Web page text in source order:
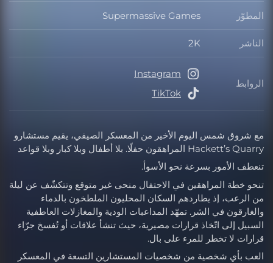
مع شروق شمس اليوم الأخير من المعسكر الصيفي، يقيم مستشارو
Hackett’s Quarry المراهقون حفلًا. بلا أطفال وبلا كبار وبلا قواعد
تنعطف الأمور بسرعة نحو الأسوأ.
تنحو خطة المراهقين في الاحتفال منحى غير متوقع وتتكشّف عن ليلة
من الرعب، إذ يطاردهم السكان المحليون الملطخون بالدماء
والغارقون في الشر. تمهّد المداعبات الودية والمغازلات العاطفية
السبيل إلى اتّخاذ قرارات مصيرية، حيث تنشأ علاقات أو تُفسخ جرّاء
قرارات لا تخطر للمرء على بال.
العب بأي شخصية من شخصيات المستشارين التسعة في المعسكر
المطوّر المطوّر
Supermassive Games
الناشر الناشر
2K
الروابط الروابط
Instagram
TikTok